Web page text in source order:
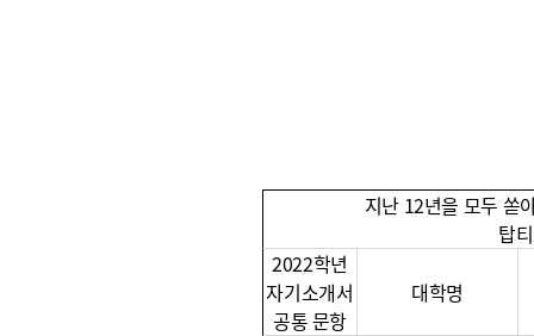
지난 12년을 모두 쏟
탑
2022학년
자기소개서
공통 문항
대학명